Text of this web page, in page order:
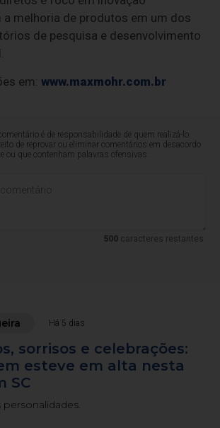
a melhoria de produtos em um dos
de pesquisa e desenvolvimento
em: www.maxmohr.com.br
é de responsabilidade de quem realizá-lo.
de reprovar ou eliminar comentários em desacordo
ou que contenham palavras ofensivas.
500caracteres restantes.
Há 5 dias
sorrisos e celebrações:
esteve em alta nesta
SC
personalidades.